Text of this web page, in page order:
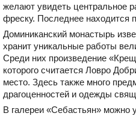
желают увидеть центральное
фреску. Последнее находится
Доминиканский монастырь
хранит уникальные работы
Среди них произведение
которого считается Ловро
место. Здесь также много
драгоценностей и одежды
В галереи «Себастьян» можно